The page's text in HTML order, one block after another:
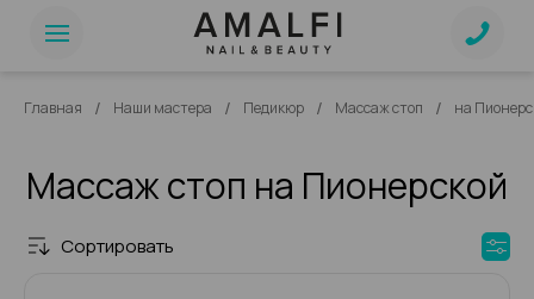
Главная / Наши мастера / Педикюр / Массаж стоп / на
Массаж стоп на Пионерской
Сортировать